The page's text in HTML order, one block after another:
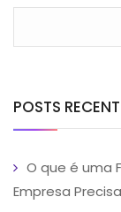
POSTS
O que é uma
Empresa